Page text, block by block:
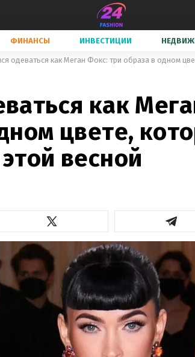
ФИНАНСЫ ИНВЕСТИЦИИ
одеваться как Меган Фокс: три образа в одном
как
цвете,
весной